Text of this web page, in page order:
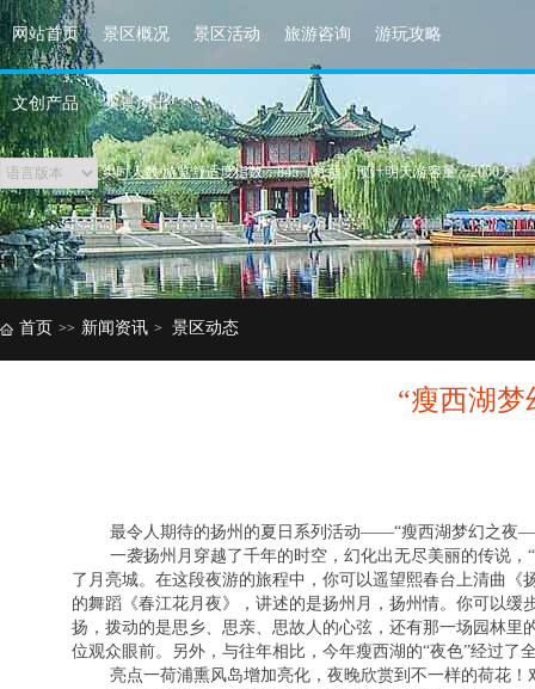
网站首页 景区概况 景区活动 旅游咨询 游玩攻略
文创产品 实景演出
实时人数/游览舒适度指数：845（舒适）预计明天游客量：2000人
景区瞬时最大承载量为42000人
首页 >> 新闻资讯 > 景区动态
“瘦西湖
最令人期待的扬州的夏日系列活动——“瘦西湖梦幻之夜—
一袭扬州月穿越了千年的时空，幻化出无尽美丽的传说，“
了月亮城。在这段夜游的旅程中，你可以遥望熙春台上清曲
的舞蹈《春江花月夜》，讲述的是扬州月，扬州情。你可以
扬，拨动的是思乡、思亲、思故人的心弦，还有那一场园林里
位观众眼前。另外，与往年相比，今年瘦西湖的“夜色”经过
亮点一荷浦熏风岛增加亮化，夜晚欣赏到不一样的荷花！